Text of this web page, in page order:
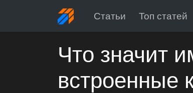
Статьи Топ статей
Что значит
встроенные